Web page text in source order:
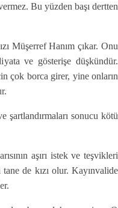
Bu yüzden başı dertten
Müşerref Hanım çıkar. Onu
ve gösterişe düşkündür.
çok borca girer, yine onların
şartlandırmaları sonucu kötü
aşırı istek ve teşvikleri
de kızı olur. Kayınvalide